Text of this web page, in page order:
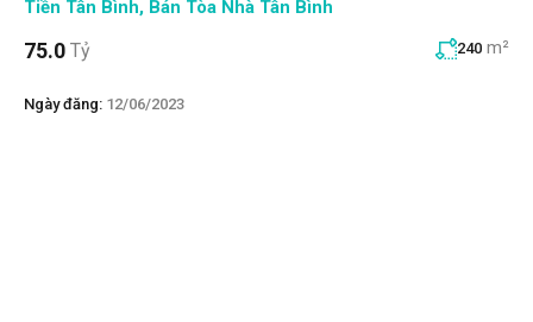
Tiền Tân Bình, Bán Tòa Nhà Tân Bình
75.0 Tỷ 240 m²
Ngày đăng: 12/06/2023